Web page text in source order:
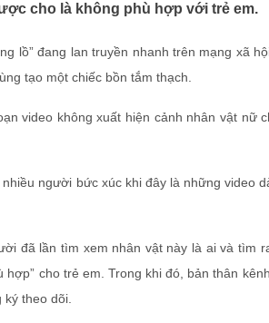
cho là không phù hợp với trẻ em.
lồ” đang lan truyền nhanh trên mạng xã
tạo một chiếc bồn tắm thạch.
video không xuất hiện cảnh nhân vật nữ
đã lần tìm xem nhân vật này là ai và tìm
cho trẻ em. Trong khi đó, bản thân
theo dõi.